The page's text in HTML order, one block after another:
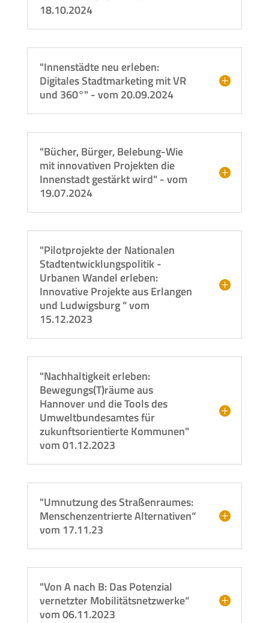
18.10.2024
"Innenstädte neu erleben:
Digitales Stadtmarketing mit VR
und 360°" - vom 20.09.2024
"Bücher, Bürger, Belebung-Wie
mit innovativen Projekten die
Innenstadt gestärkt wird" - vom
19.07.2024
"Pilotprojekte der Nationalen
Stadtentwicklungspolitik -
Urbanen Wandel erleben:
Innovative Projekte aus Erlangen
und Ludwigsburg “ vom
15.12.2023
"Nachhaltigkeit erleben:
Bewegungs(T)räume aus
Hannover und die Tools des
Umweltbundesamtes für
zukunftsorientierte Kommunen"
vom 01.12.2023
"Umnutzung des Straßenraumes:
Menschenzentrierte Alternativen“
vom 17.11.23
"Von A nach B: Das Potenzial
vernetzter Mobilitätsnetzwerke“
vom 06.11.2023